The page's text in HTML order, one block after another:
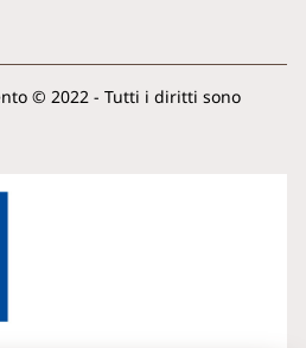
© 2022 - Tutti i diritti sono